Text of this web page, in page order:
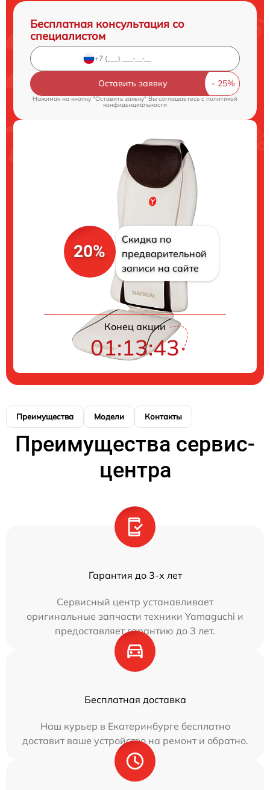
Бесплатная консультация со
специалистом
Оставить заявку
Нажимая на кнопку "Оставить заявку" Вы соглашаетесь cполитикой
конфиденциальности
20%
Скидка по
предварительной
записи на сайте
Конец акции
01:13:43
Преимущества Модели Контакты
Преимущества сервис-
центра
Гарантия до 3-х лет
Сервисный центр устанавливает
оригинальные запчасти техники Yamaguchi и
предоставляет гарантию до 3 лет.
Бесплатная доставка
Наш курьер в Екатеринбурге бесплатно
доставит ваше устройство на ремонт и обратно.